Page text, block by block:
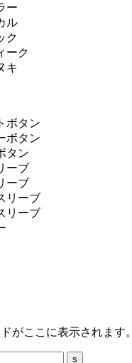
ー
ル
ク
ーク
キ
ボタン
ボタン
タン
ーブ
ーブ
リーブ
リーブ
がここに表示されます。